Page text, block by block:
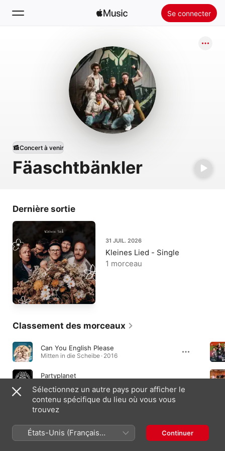
Se connecter
Nouveautés
Installer Apple Music
Fäaschtbänkler
Concert à venir
Dernière sortie
31 JUIL. 2026
Kleines Lied - Single
1 morceau
Classement des morceaux
Can You English Please
Mitten in die Scheibe · 2016
Partyplanet
ALL IN (Lieblingslieder)
ALL IN (Lieblingslieder) - Single · 2023
Sélectionnez un autre pays pour afficher le
contenu spécifique du lieu où vous vous
trouvez
États-Unis (Français
France)
Continuer